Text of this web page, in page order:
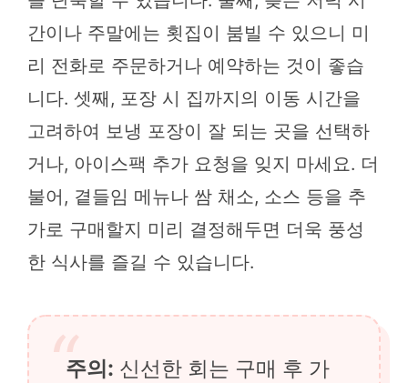
간이나 주말에는 횟집이 붐빌 수 있으니 미
리 전화로 주문하거나 예약하는 것이 좋습
니다. 셋째, 포장 시 집까지의 이동 시간을
고려하여 보냉 포장이 잘 되는 곳을 선택하
거나, 아이스팩 추가 요청을 잊지 마세요. 더
불어, 곁들임 메뉴나 쌈 채소, 소스 등을 추
가로 구매할지 미리 결정해두면 더욱 풍성
한 식사를 즐길 수 있습니다.
주의: 신선한 회는 구매 후 가